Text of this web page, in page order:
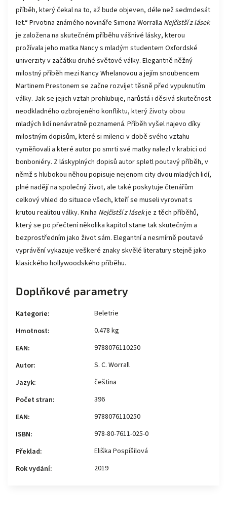
příběh, který čekal na to, až bude objeven, déle než sedmdesát
let.“ Prvotina známého novináře Simona Worralla Nejčistší z lásek
je založena na skutečném příběhu vášnivé lásky, kterou
prožívala jeho matka Nancy s mladým studentem Oxfordské
univerzity v začátku druhé světové války. Elegantně něžný
milostný příběh mezi Nancy Whelanovou a jejím snoubencem
Martinem Prestonem se začne rozvíjet těsně před vypuknutím
války. Jak se jejich vztah prohlubuje, narůstá i děsivá skutečnost
neodkladného ozbrojeného konfliktu, který životy obou
mladých lidí nenávratně poznamená. Příběh vyšel najevo díky
milostným dopisům, které si milenci v době svého vztahu
vyměňovali a které autor po smrti své matky nalezl v krabici od
bonboniéry. Z láskyplných dopisů autor spletl poutavý příběh, v
němž s hlubokou něhou popisuje nejenom city dvou mladých lidí,
plné nadějí na společný život, ale také poskytuje čtenářům
celkový vhled do situace všech, kteří se museli vyrovnat s
krutou realitou války. Kniha Nejčistší z lásekje z těch příběhů,
který se po přečtení několika kapitol stane tak skutečným a
bezprostředním jako život sám. Elegantní a nesmírně poutavé
vyprávění vykazuje veškeré znaky skvělé literatury stejně jako
klasického hollywoodského příběhu.
Doplňkové parametry
Kategorie:
Beletrie
Hmotnost:
0.478 kg
EAN:
9788076110250
Autor:
S. C. Worrall
Jazyk:
čeština
Počet stran:
396
EAN:
9788076110250
ISBN:
978-80-7611-025-0
Překlad:
Eliška Pospíšilová
Rok vydání: 2019